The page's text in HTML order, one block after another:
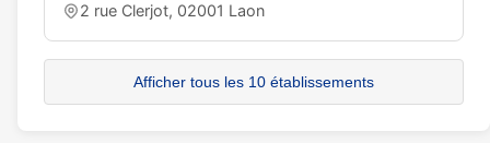
2 rue Clerjot, 02001 Laon
Afficher tous les 10 établissements